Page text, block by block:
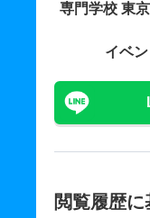
専門学校 東
イベ
閲覧履歴に